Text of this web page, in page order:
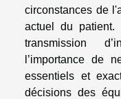
circonstances de
actuel du patient.
transmission
l’importance de
essentiels et
décisions des